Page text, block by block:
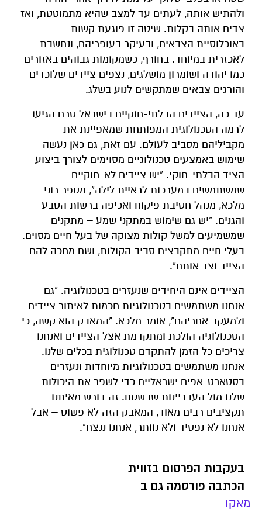
ולהתיש אותה, לעתים עד למצב שהיא מתמוטטת, ואז
צדים אותה בקלות. שיטה זו פוגעת קשות
באוכלוסיית הצבאים, ובעיקר בעופריהם, ונחשבת
לאכזרית במיוחד. בחורף, כשמקומות גבוהים באזורים
כמו יהודה ושומרון מושלגים, נצפים ציידים שלוכדים
והורגים צבאים שמתקשים לנוע בשלג.
עד כה, הציידים הבלתי-חוקיים בישראל טרם הגיעו
לרמה הטכנולוגית המפותחת שמאפיינת את
מקביליהם מסביב לעולם. עם זאת, גם כאן נעשה
שימוש באמצעים טכנולוגיים מסוימים לצורך ביצוע
הציד הבלתי-חוקי. "יש ציידים לא-חוקיים
שמשתמשים במערכות לראיית לילה", מספר רוני
מלכא, מנהל חטיבת פיקוח ואכיפה ברשות הטבע
והגנים. "יש גם שימוש במתקני שמע – מתקנים
שמשמיעים למשל קולות מצוקה של בעל חיים מסוים.
בעלי חיים מתקבצים סביב הקולות, ושם מחכה להם
הצייד וצד אותם".
הציידים אינם היחידים שנעזרים בטכנולוגיה. "גם
אנחנו משתמשים בטכנולוגיות חכמות לאיתור ציידים
ולמעקב אחריהם", אומר מלכא. "המאבק הוא קשה, כי
הטכנולוגיה הולכת ומתקדמת אצל הציידים ואנחנו
צריכים כל הזמן להתקדם טכנולוגית בכלים שלנו.
אנחנו משתמשים בטכנולוגיות מיוחדות ונעזרים
בסטארט-אפים ישראליים כדי לשפר את היכולות
שלנו מול העבריינות שבשטח. זה דורש מאיתנו
תקציבים רבים מאוד, המאבק הזה לא פשוט – אבל
אנחנו לא נפסיד ולא נוותר, אנחנו ננצח".
בעקבות הפרסום בזווית
הכתבה פורסמה גם ב
מאקו